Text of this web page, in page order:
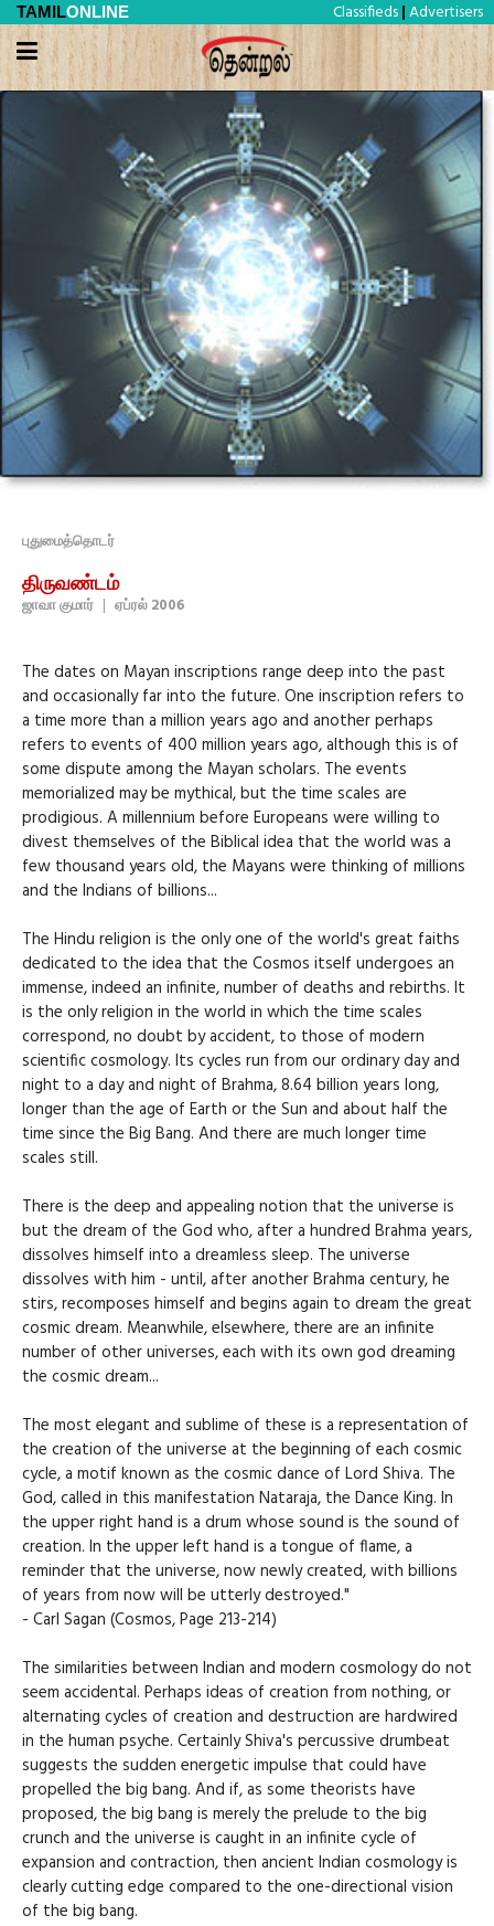
TAMILONLINE Classifieds | Advertisers
புதுமைத்தொடர்
திருவண்டம்
ஜாவா குமார் | ஏப்ரல் 2006
The dates on Mayan inscriptions range deep into the past
and occasionally far into the future. One inscription refers to
a time more than a million years ago and another perhaps
refers to events of 400 million years ago, although this is of
some dispute among the Mayan scholars. The events
memorialized may be mythical, but the time scales are
prodigious. A millennium before Europeans were willing to
divest themselves of the Biblical idea that the world was a
few thousand years old, the Mayans were thinking of millions
and the Indians of billions...
The Hindu religion is the only one of the world's great faiths
dedicated to the idea that the Cosmos itself undergoes an
immense, indeed an infinite, number of deaths and rebirths. It
is the only religion in the world in which the time scales
correspond, no doubt by accident, to those of modern
scientific cosmology. Its cycles run from our ordinary day and
night to a day and night of Brahma, 8.64 billion years long,
longer than the age of Earth or the Sun and about half the
time since the Big Bang. And there are much longer time
scales still.
There is the deep and appealing notion that the universe is
but the dream of the God who, after a hundred Brahma years,
dissolves himself into a dreamless sleep. The universe
dissolves with him - until, after another Brahma century, he
stirs, recomposes himself and begins again to dream the great
cosmic dream. Meanwhile, elsewhere, there are an infinite
number of other universes, each with its own god dreaming
the cosmic dream...
The most elegant and sublime of these is a representation of
the creation of the universe at the beginning of each cosmic
cycle, a motif known as the cosmic dance of Lord Shiva. The
God, called in this manifestation Nataraja, the Dance King. In
the upper right hand is a drum whose sound is the sound of
creation. In the upper left hand is a tongue of flame, a
reminder that the universe, now newly created, with billions
of years from now will be utterly destroyed."
- Carl Sagan (Cosmos, Page 213-214)
The similarities between Indian and modern cosmology do not
seem accidental. Perhaps ideas of creation from nothing, or
alternating cycles of creation and destruction are hardwired
in the human psyche. Certainly Shiva's percussive drumbeat
suggests the sudden energetic impulse that could have
propelled the big bang. And if, as some theorists have
proposed, the big bang is merely the prelude to the big
crunch and the universe is caught in an infinite cycle of
expansion and contraction, then ancient Indian cosmology is
clearly cutting edge compared to the one-directional vision
of the big bang.